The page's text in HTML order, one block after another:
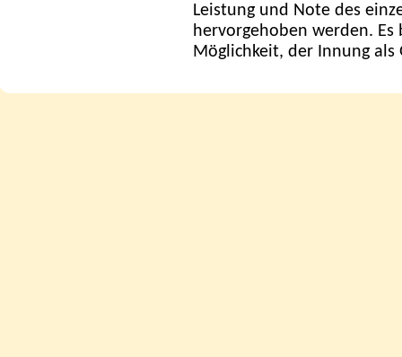
Leistung und Note des
hervorgehoben werden.
Möglichkeit, der Innung als